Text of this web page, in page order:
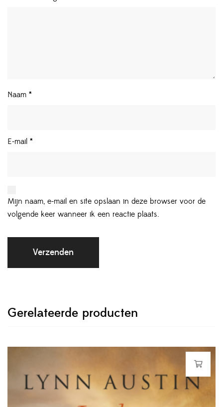
Naam *
E-mail *
Mijn naam, e-mail en site opslaan in deze browser voor de
volgende keer wanneer ik een reactie plaats.
Gerelateerde producten